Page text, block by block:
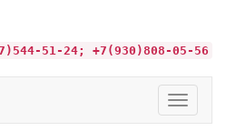
51-24; +7(930)808-05-56
Toggle